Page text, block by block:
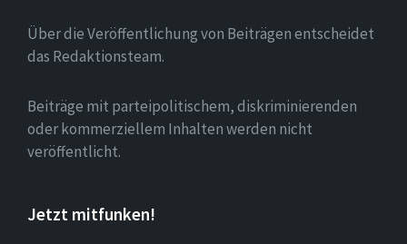
Über die Veröffentlichung von Beiträgen entscheidet
das Redaktionsteam.
Beiträge mit parteipolitischem, diskriminierenden
oder kommerziellem Inhalten werden nicht
veröffentlicht.
Jetzt mitfunken!